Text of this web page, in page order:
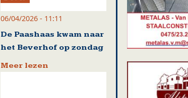
06/04/2026 - 11:11
De Paashaas kwam naar
het Beverhof op zondag
Meer lezen